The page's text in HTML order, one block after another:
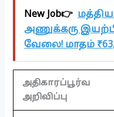
New Job👉
அணுக்கரு
வேலை! மாதம்
அதிகாரப்பூர்வ
அறிவிப்பு